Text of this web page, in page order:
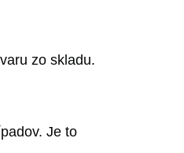
zo skladu.
Je to